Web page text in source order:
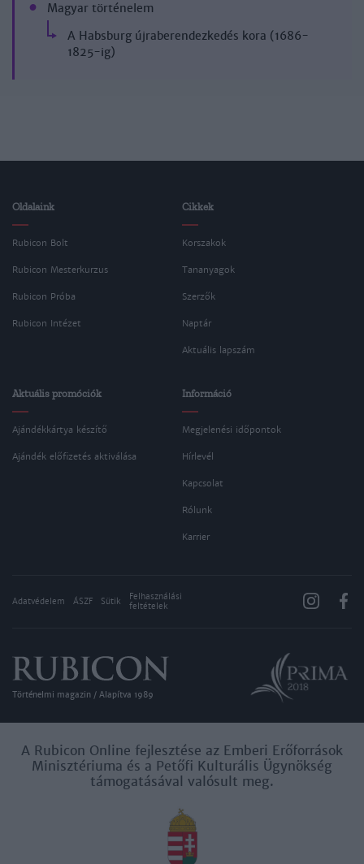
Magyar történelem
A Habsburg újraberendezkedés kora (1686-
1825-ig)
Oldalaink
Rubicon Bolt
Rubicon Mesterkurzus
Rubicon Próba
Rubicon Intézet
Cikkek
Korszakok
Tananyagok
Szerzők
Naptár
Aktuális lapszám
Aktuális promóciók
Ajándékkártya készítő
Ajándék előfizetés aktiválása
Információ
Megjelenési időpontok
Hírlevél
Kapcsolat
Rólunk
Karrier
Adatvédelem ÁSZF Sütik
Felhasználási
feltételek
Történelmi magazin / Alapítva 1989
A Rubicon Online fejlesztése az Emberi Erőforrások
Minisztériuma és a Petőfi Kulturális Ügynökség
támogatásával valósult meg.